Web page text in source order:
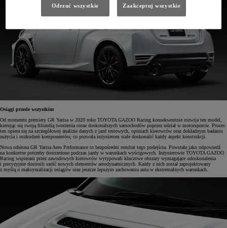
Osiągi przede wszystkim
Od momentu premiery GR Yarisa w 2020 roku TOYOTA GAZOO Racing konsekwentnie rozwija ten model,
kierując się swoją filozofią tworzenia coraz doskonalszych samochodów poprzez udział w motorsporcie. Proces
ten opiera się na szczegółowej analizie danych z jazd testowych, opiniach kierowców oraz dokładnym badaniu
zużycia i uszkodzeń komponentów, co pozwala inżynierom stale doskonalić każdy aspekt konstrukcji.
Nowa odsłona GR Yarisa Aero Performance to bezpośredni rezultat tego podejścia. Powstała jako odpowiedź
na konkretne potrzeby dostrzeżone podczas jazdy w warunkach wyścigowych. Inżynierowie TOYOTA GAZOO
Racing wspierani przez zawodowych kierowców wytypowali kluczowe obszary wymagające udoskonalenia
i precyzyjnie dostroili sześć nowych elementów aerodynamicznych. Każdy z nich został zaprojektowany
z myślą o maksymalizacji osiągów oraz jeszcze lepszym zachowaniu auta w ekstremalnych warunkach.
Odrzuć wszystkie Zaakceptuj wszystkie